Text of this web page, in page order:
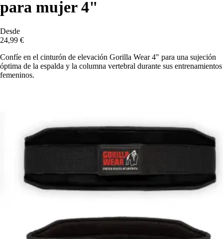
para mujer 4"
Desde
24,99 €
Confíe en el cinturón de elevación Gorilla Wear 4" para una sujeción
óptima de la espalda y la columna vertebral durante sus entrenamientos
femeninos.